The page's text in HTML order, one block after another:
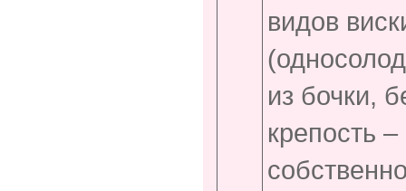
видов
из бочки,
крепость